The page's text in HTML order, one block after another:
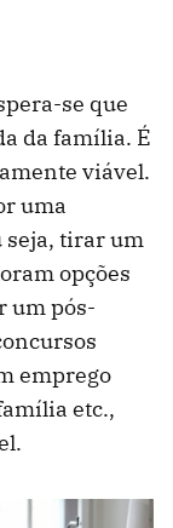
se que
da família. É
viável.
uma
seja, tirar um
opções
um pós-
emprego
etc.,